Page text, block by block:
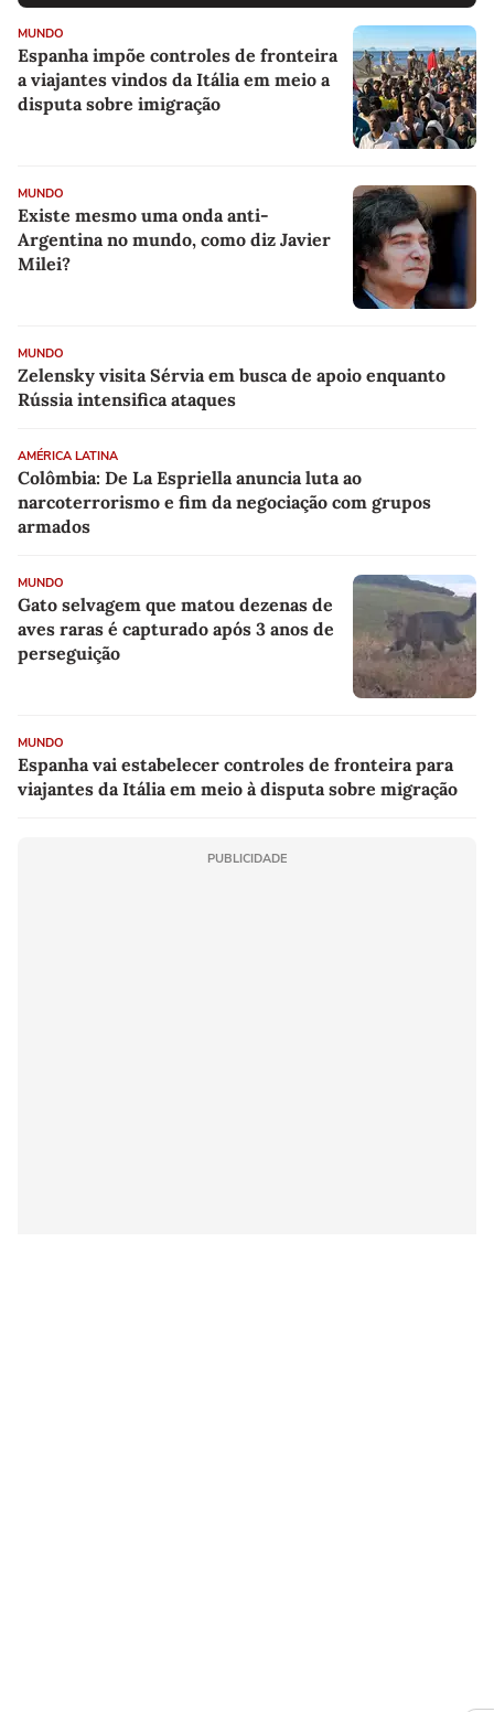
MUNDO
Espanha impõe controles de fronteira
a viajantes vindos da Itália em meio a
disputa sobre imigração
MUNDO
Existe mesmo uma onda anti-
Argentina no mundo, como diz Javier
Milei?
MUNDO
Zelensky visita Sérvia em busca de apoio enquanto
Rússia intensifica ataques
AMÉRICA LATINA
Colômbia: De La Espriella anuncia luta ao
narcoterrorismo e fim da negociação com grupos
armados
MUNDO
Gato selvagem que matou dezenas de
aves raras é capturado após 3 anos de
perseguição
MUNDO
Espanha vai estabelecer controles de fronteira para
viajantes da Itália em meio à disputa sobre migração
PUBLICIDADE